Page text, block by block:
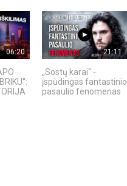
06:20 21:11
„Sostų karai" -
įspūdingas fantastinio
pasaulio fenomenas